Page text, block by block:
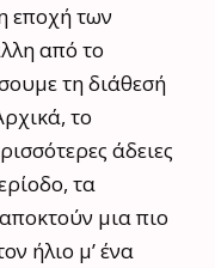
εποχή των
από το
τη διάθεσή
το
άδειες
τα
μια πιο
ήλιο μ’ ένα